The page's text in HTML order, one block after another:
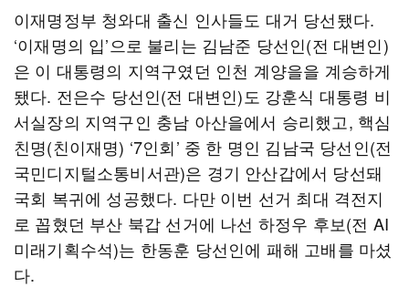
이재명정부 청와대 출신 인사들도 대거 당선됐다.
‘이재명의 입’으로 불리는 김남준 당선인(전 대변인)
은 이 대통령의 지역구였던 인천 계양을을 계승하게
됐다. 전은수 당선인(전 대변인)도 강훈식 대통령 비
서실장의 지역구인 충남 아산을에서 승리했고, 핵심
친명(친이재명) ‘7인회’ 중 한 명인 김남국 당선인(전
국민디지털소통비서관)은 경기 안산갑에서 당선돼
국회 복귀에 성공했다. 다만 이번 선거 최대 격전지
로 꼽혔던 부산 북갑 선거에 나선 하정우 후보(전 AI
미래기획수석)는 한동훈 당선인에 패해 고배를 마셨
다.